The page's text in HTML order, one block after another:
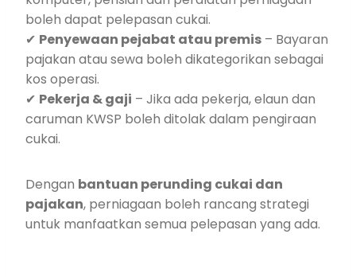
boleh dapat pelepasan cukai.
✔ Penyewaan pejabat atau premis – Bayaran
pajakan atau sewa boleh dikategorikan sebagai
kos operasi.
✔ Pekerja & gaji – Jika ada pekerja, elaun dan
caruman KWSP boleh ditolak dalam pengiraan
cukai.
Dengan bantuan perunding cukai dan
pajakan, perniagaan boleh rancang strategi
untuk manfaatkan semua pelepasan yang ada.